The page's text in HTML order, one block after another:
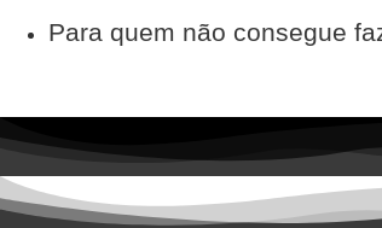
Para quem não consegue